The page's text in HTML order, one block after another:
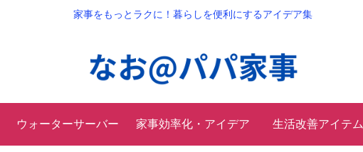
家事をもっとラクに！暮らしを便利にするアイデア集
ウォーターサーバー 家事効率化・アイデア 生活改善アイテム